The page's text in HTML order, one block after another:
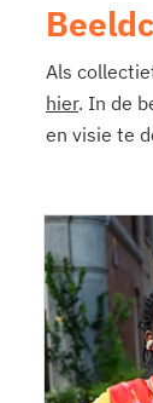
Als
hier. In de
en visie te